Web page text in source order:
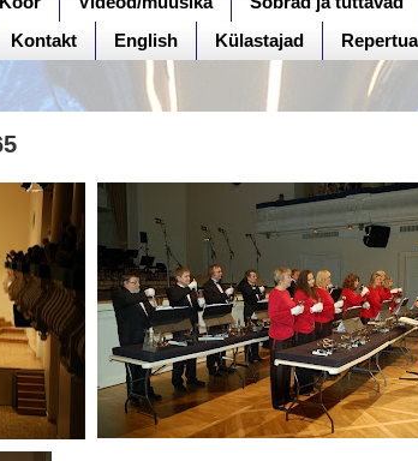
Kontakt English Külastajad